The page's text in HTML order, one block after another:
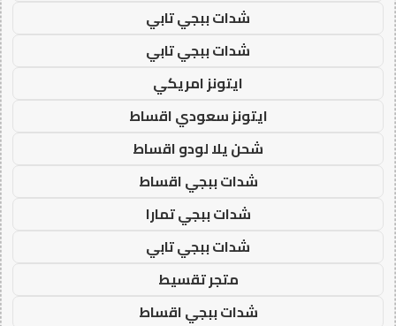
شدات ببجي تابي
شدات ببجي تابي
ايتونز امريكي
ايتونز سعودي اقساط
شحن يلا لودو اقساط
شدات ببجي اقساط
شدات ببجي تمارا
شدات ببجي تابي
متجر تقسيط
شدات ببجي اقساط